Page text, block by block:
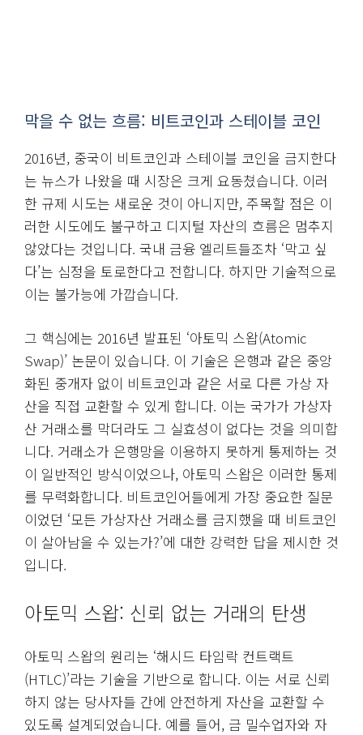
막을 수 없는 흐름: 비트코인과 스테이블 코인
2016년, 중국이 비트코인과 스테이블 코인을 금지한다
는 뉴스가 나왔을 때 시장은 크게 요동쳤습니다. 이러
한 규제 시도는 새로운 것이 아니지만, 주목할 점은 이
러한 시도에도 불구하고 디지털 자산의 흐름은 멈추지
않았다는 것입니다. 국내 금융 엘리트들조차 ‘막고 싶
다’는 심정을 토로한다고 전합니다. 하지만 기술적으로
이는 불가능에 가깝습니다.
그 핵심에는 2016년 발표된 ‘아토믹 스왑(Atomic
Swap)’ 논문이 있습니다. 이 기술은 은행과 같은 중앙
화된 중개자 없이 비트코인과 같은 서로 다른 가상 자
산을 직접 교환할 수 있게 합니다. 이는 국가가 가상자
산 거래소를 막더라도 그 실효성이 없다는 것을 의미합
니다. 거래소가 은행망을 이용하지 못하게 통제하는 것
이 일반적인 방식이었으나, 아토믹 스왑은 이러한 통제
를 무력화합니다. 비트코인어들에게 가장 중요한 질문
이었던 ‘모든 가상자산 거래소를 금지했을 때 비트코인
이 살아남을 수 있는가?’에 대한 강력한 답을 제시한 것
입니다.
아토믹 스왑: 신뢰 없는 거래의 탄생
아토믹 스왑의 원리는 ‘해시드 타임락 컨트랙트
(HTLC)’라는 기술을 기반으로 합니다. 이는 서로 신뢰
하지 않는 당사자들 간에 안전하게 자산을 교환할 수
있도록 설계되었습니다. 예를 들어, 금 밀수업자와 자